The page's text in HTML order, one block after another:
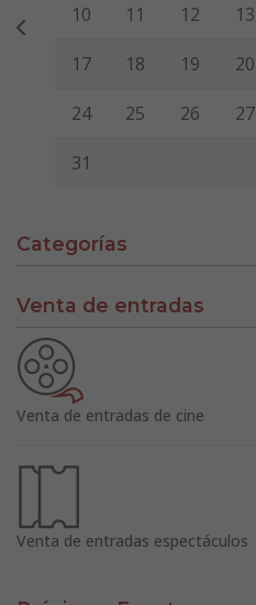
10 11 12 13
17 18 19 20
24 25 26 27
31
Categorías
Venta de entradas
Venta de entradas de cine
Venta de entradas espectáculos